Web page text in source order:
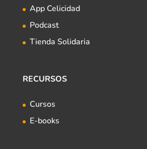
App Celicidad
Podcast
Tienda Solidaria
RECURSOS
Cursos
E-books